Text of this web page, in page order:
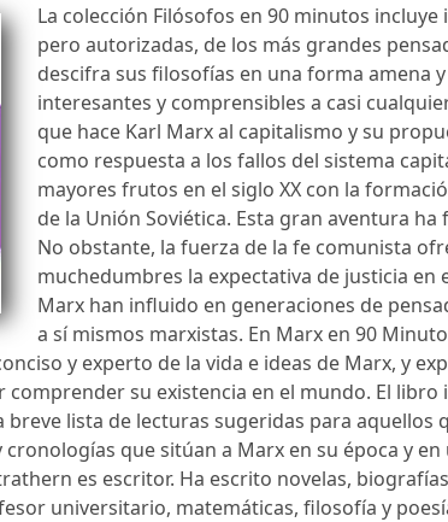
La colección Filósofos en 90 minutos
pero autorizadas, de los más grandes
descifra sus filosofías en una forma amena
interesantes y comprensibles a casi
que hace Karl Marx al capitalismo y su
como respuesta a los fallos del sistema
mayores frutos en el siglo XX con la
de la Unión Soviética. Esta gran aventura
No obstante, la fuerza de la fe comunista
muchedumbres la expectativa de justicia en
Marx han influido en generaciones de
a sí mismos marxistas. En Marx en 90
y experto de la vida e ideas de Marx, y
su existencia en el mundo. El libro
breve lista de lecturas sugeridas para aquellos
que sitúan a Marx en su época y
es escritor. Ha escrito novelas,
universitario, matemáticas, filosofía y